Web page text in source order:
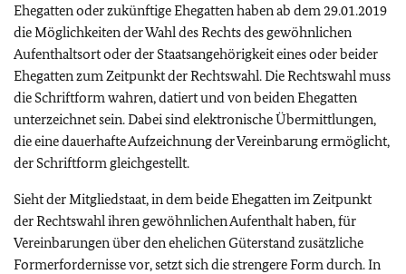
Ehegatten oder zukünftige Ehegatten haben ab dem 29.01.2019
die Möglichkeiten der Wahl des Rechts des gewöhnlichen
Aufenthaltsort oder der Staatsangehörigkeit eines oder beider
Ehegatten zum Zeitpunkt der Rechtswahl. Die Rechtswahl muss
die Schriftform wahren, datiert und von beiden Ehegatten
unterzeichnet sein. Dabei sind elektronische Übermittlungen,
die eine dauerhafte Aufzeichnung der Vereinbarung ermöglicht,
der Schriftform gleichgestellt.
Sieht der Mitgliedstaat, in dem beide Ehegatten im Zeitpunkt
der Rechtswahl ihren gewöhnlichen Aufenthalt haben, für
Vereinbarungen über den ehelichen Güterstand zusätzliche
Formerfordernisse vor, setzt sich die strengere Form durch. In